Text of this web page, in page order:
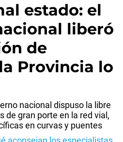
estado: el
liberó
de
Provincia lo
nacional dispuso la libre
de gran porte en la red vial,
en curvas y puentes